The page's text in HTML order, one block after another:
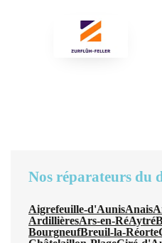
Nos réparateurs du
Aigrefeuille-d'AunisAnais
ArdillièresArs-en-RéAytré
BourgneufBreuil-la-Réorte